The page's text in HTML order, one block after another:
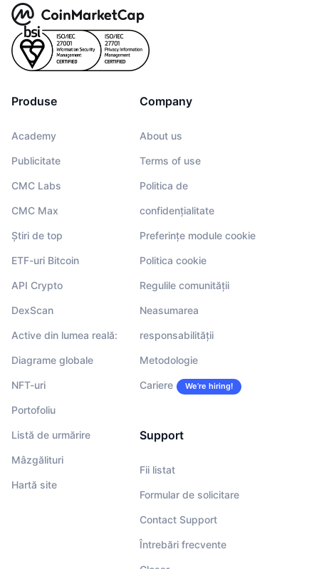
Produse
Academy
Publicitate
CMC Labs
CMC Max
Știri de top
ETF-uri Bitcoin
API Crypto
DexScan
Active din lumea reală:
Diagrame globale
NFT-uri
Portofoliu
Listă de urmărire
Mâzgălituri
Hartă site
Company
About us
Terms of use
Politica de
confidențialitate
Preferințe module cookie
Politica cookie
Regulile comunității
Neasumarea
responsabilității
Metodologie
Cariere We’re hiring!
Support
Fii listat
Formular de solicitare
Contact Support
Întrebări frecvente